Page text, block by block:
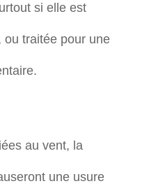
si elle est
ou traitée pour une
au vent, la
une usure